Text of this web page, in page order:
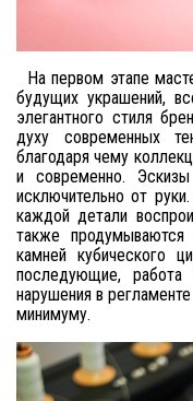
На первом этапе
будущих украшений,
элегантного стиля
духу современных
благодаря чему
и современно.
исключительно от
каждой детали
также продумываются
камней кубического
последующие, работа
нарушения в
минимуму.